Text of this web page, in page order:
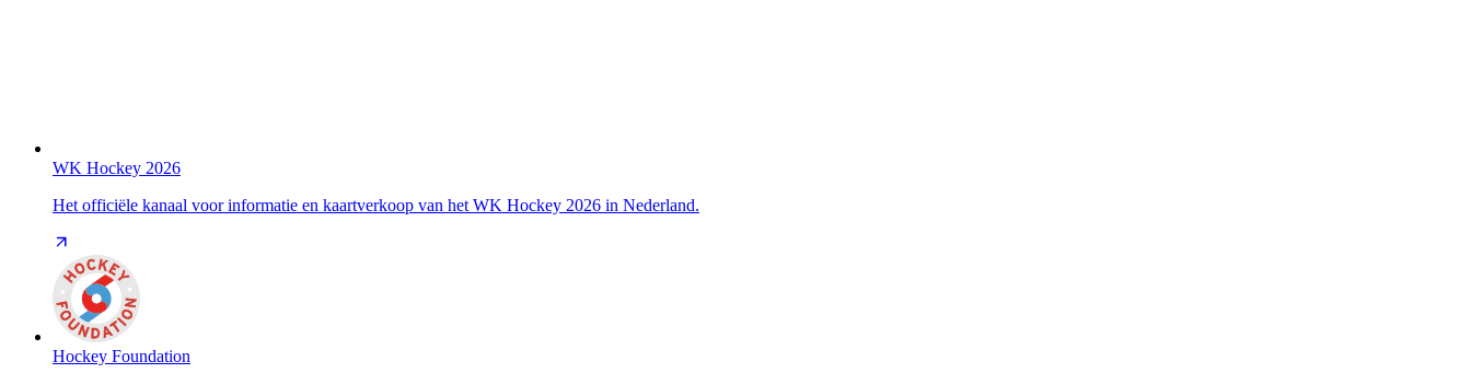
WK Hockey 2026
Het officiële kanaal voor informatie en kaartverkoop van het WK Hockey 2026 in Nederland.
Hockey Foundation